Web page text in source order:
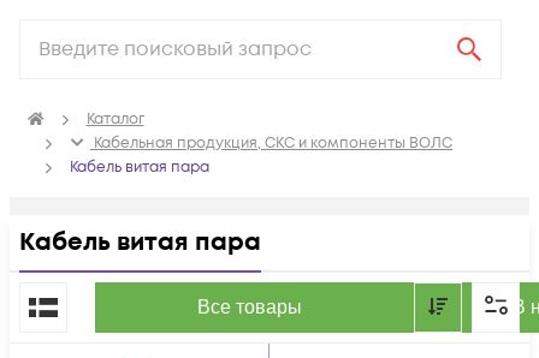
Каталог
Кабельная продукция, СКС и компоненты ВОЛС
Кабель витая пара
Кабель витая пара
Все товары В
По популярности